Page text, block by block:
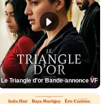
Le Triangle d'or Bande-annonce VF